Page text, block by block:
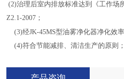
(2)治理后室内排放标准达到《工作场
Z2.1-2007；
(3)经JK-45MS型油雾净化器净化效
(4)符合节能减排、清洁生产的原则；